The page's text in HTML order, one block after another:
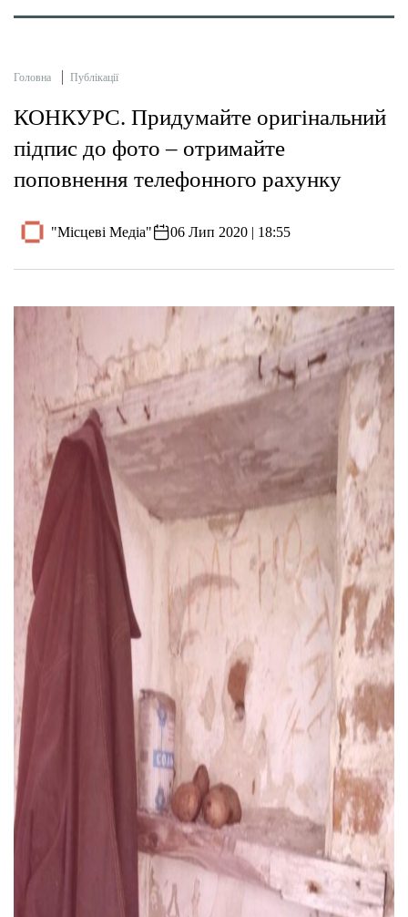
Головна Публікації
КОНКУРС. Придумайте оригінальний
підпис до фото – отримайте
поповнення телефонного рахунку
"Місцеві Медіа" 06 Лип 2020 | 18:55